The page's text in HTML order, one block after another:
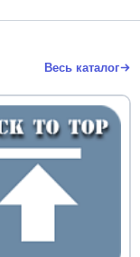
Весь каталог